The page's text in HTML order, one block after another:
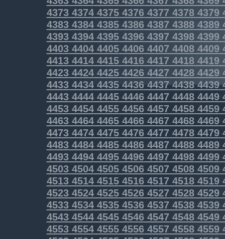
43734374437543764377 43784379
43834384438543864387 43884389
43934394439543964397 43984399
44034404440544064407 44084409
44134414441544164417 44184419
44234424442544264427 44284429
4433443444354436443744384439
4443444444454446444744484449
4453445444554456445744584459
4463446444654466446744684469
4473447444754476447744784479
4483448444854486448744884489
4493449444954496449744984499
4503450445054506450745084509
4513451445154516451745184519
4523452445254526452745284529
4533453445354536453745384539
4543454445454546454745484549
4553455445554556455745584559